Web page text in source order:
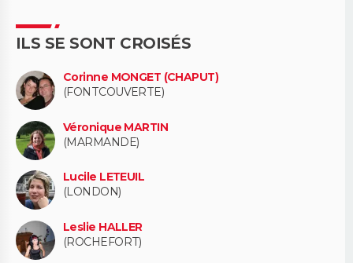
ILS SE SONT CROISÉS
Corinne MONGET (CHAPUT)
(FONTCOUVERTE)
Véronique MARTIN
(MARMANDE)
Lucile LETEUIL
(LONDON)
Leslie HALLER
(ROCHEFORT)